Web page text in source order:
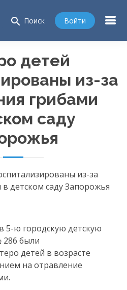
search Поиск Войти
детей
из-за
грибами
саду
5-ю городскую детскую
286 были
детей в возрасте
на отравление